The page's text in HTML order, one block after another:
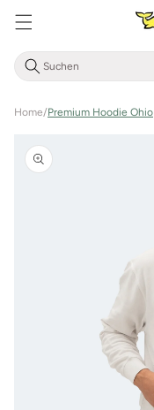
Home/Premium Hoodie Ohio
Produktinformationen
springen